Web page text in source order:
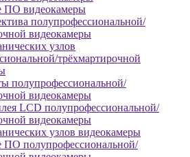
ПО видеокамеры
полупрофессиональной/
видеокамеры
узлов
трёхмартирочной
полупрофессиональной/
видеокамеры
LCD полупрофессиональной/
видеокамеры
узлов видеокамеры
ПО полупрофессиональной/